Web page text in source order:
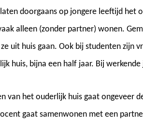
doorgaans op jongere leeftijd het
alleen (zonder partner) wonen.
uit huis gaan. Ook bij studenten zijn
huis, bijna een half jaar. Bij
van het ouderlijk huis gaat ongeveer
gaat samenwonen met een